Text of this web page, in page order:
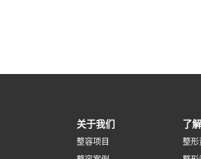
关于我们
整容项目
了
整形